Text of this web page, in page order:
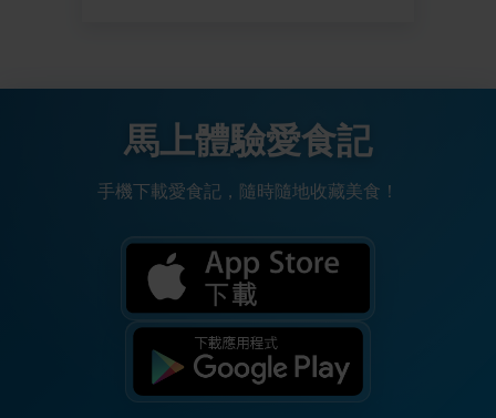
馬上體驗愛食記
手機下載愛食記，隨時隨地收藏美食！